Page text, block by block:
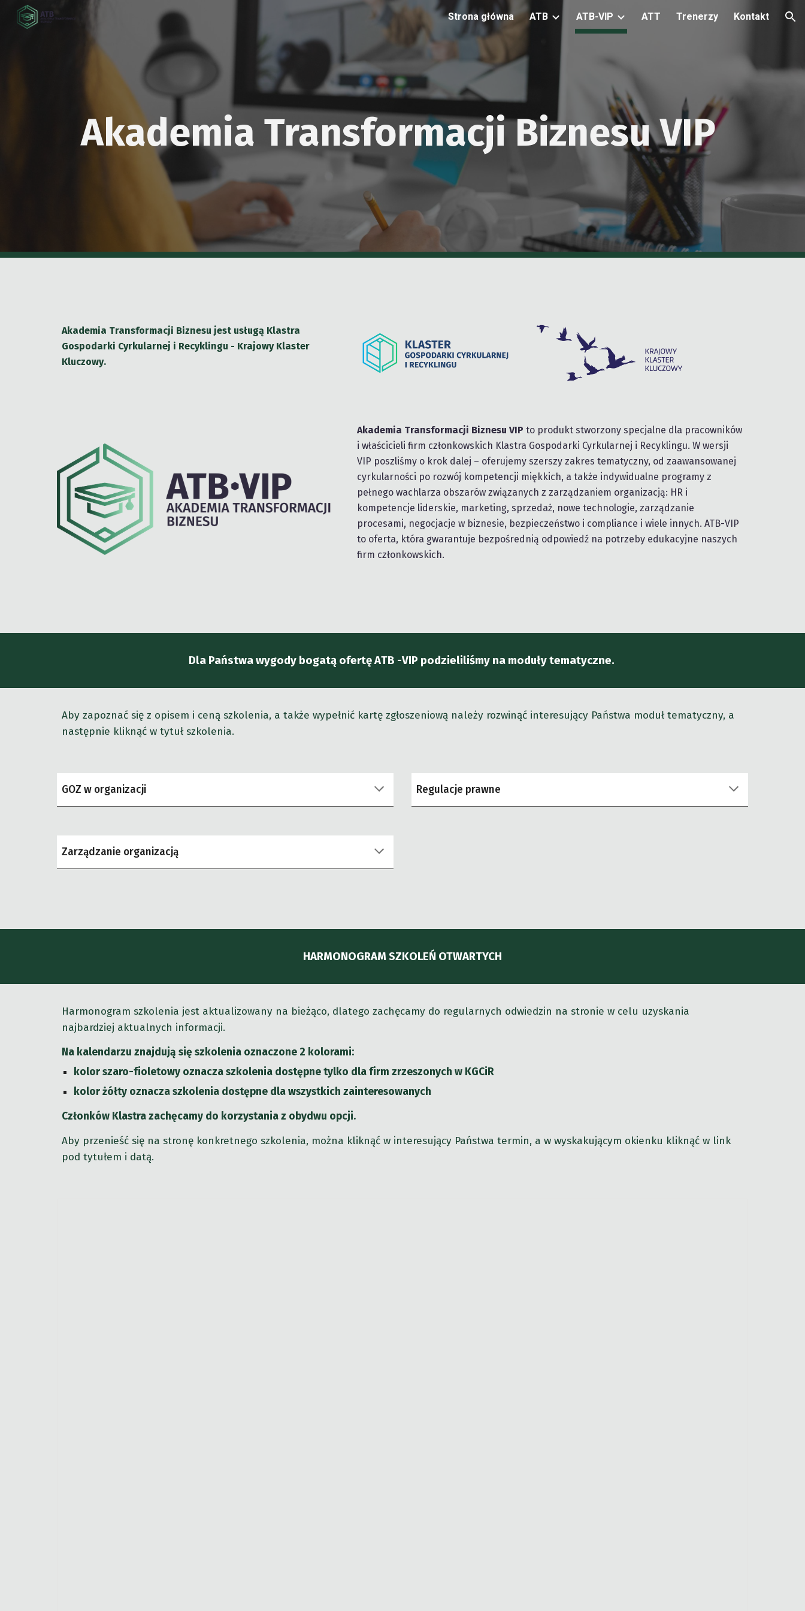
Skip to navigation
Strona główna ATB ATB-VIP ATT Trenerzy Kontakt
Akademia Transformacji Biznesu VIP
Akademia Transformacji Biznesu jest usługą Klastra
Gospodarki Cyrkularnej i Recyklingu - Krajowy Klaster
Kluczowy.
Akademia Transformacji Biznesu VIPto produkt stworzony specjalne dla pracowników
i właścicieli firm członkowskich Klastra Gospodarki Cyrkularnej i Recyklingu. W wersji
VIP poszliśmy o krok dalej – oferujemy szerszy zakres tematyczny, od zaawansowanej
cyrkularności po rozwój kompetencji miękkich, a także indywidualne programy z
pełnego wachlarza obszarów związanych z zarządzaniem organizacją: HR i
kompetencje liderskie, marketing, sprzedaż, nowe technologie, zarządzanie
procesami, negocjacje w biznesie, bezpieczeństwo i compliance i wiele innych. ATB-VIP
to oferta, która gwarantuje bezpośrednią odpowiedź na potrzeby edukacyjne naszych
firm członkowskich.
Dla Państwa wygody bogatą ofertę ATB -VIP podzieliliśmy na moduły tematyczne.
Aby zapoznać się z opisem i ceną szkolenia, a także wypełnić kartę zgłoszeniową należy rozwinąć interesujący Państwa moduł tematyczny, a
następnie kliknąć w tytuł szkolenia.
GOZ w organizacji Regulacje prawne
Zarządzanie organizacją
HARMONOGRAM SZKOLEŃ OTWARTYCH
Harmonogram szkolenia jest aktualizowany na bieżąco, dlatego zachęcamy do regularnych odwiedzin na stronie w celu uzyskania
najbardziej aktualnych informacji.
Na kalendarzu znajdują się szkolenia oznaczone 2 kolorami:
kolor szaro-fioletowy oznacza szkolenia dostępne tylko dla firm zrzeszonych w KGCiR
kolor żółty oznacza szkolenia dostępne dla wszystkich zainteresowanych
Członków Klastra zachęcamy do korzystania z obydwu opcji.
Aby przenieść się na stronę konkretnego szkolenia, można kliknąć w interesujący Państwa termin, a w wyskakującym okienku kliknąć w link
pod tytułem i datą.